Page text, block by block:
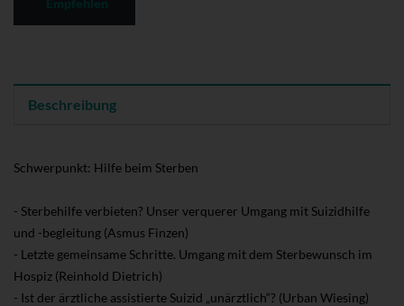
Beschreibung
Schwerpunkt: Hilfe beim Sterben
- Sterbehilfe verbieten? Unser verquerer Umgang mit Suizidhilfe
und -begleitung (Asmus Finzen)
- Letzte gemeinsame Schritte. Umgang mit dem Sterbewunsch im
Hospiz (Reinhold Dietrich)
- Ist der ärztliche assistierte Suizid „unärztlich“? (Urban Wiesing)